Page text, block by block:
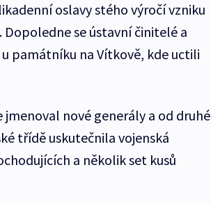
oslavy stého výročí vzniku
se ústavní činitelé a
památníku na Vítkově, kde uctili
nové generály a od druhé
třídě uskutečnila vojenská
a několik set kusů